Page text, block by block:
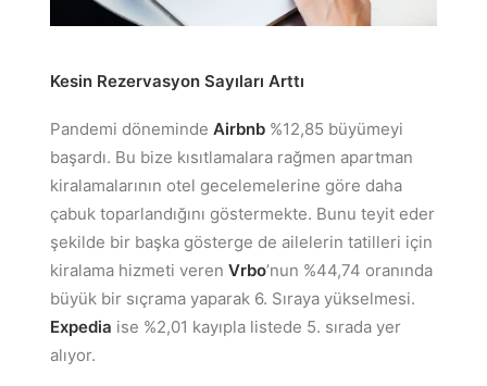
Kesin Rezervasyon Sayıları Arttı
Pandemi döneminde Airbnb %12,85 büyümeyi
başardı. Bu bize kısıtlamalara rağmen apartman
kiralamalarının otel gecelemelerine göre daha
çabuk toparlandığını göstermekte. Bunu teyit eder
şekilde bir başka gösterge de ailelerin tatilleri için
kiralama hizmeti veren Vrbo’nun %44,74 oranında
büyük bir sıçrama yaparak 6. Sıraya yükselmesi.
Expedia ise %2,01 kayıpla listede 5. sırada yer
alıyor.